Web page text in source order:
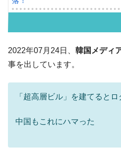
韓国「2026年07
体だけで410億ドル、輸出全体
や、若者に起業させよう」⇒ ど
『Money1』
【韓国の外貨準
『Money1』
韓国「ここは北
2022年07月24日、 韓国メディ
事を出しています。
「超高層ビル」を建てると
中国もこれにハマった